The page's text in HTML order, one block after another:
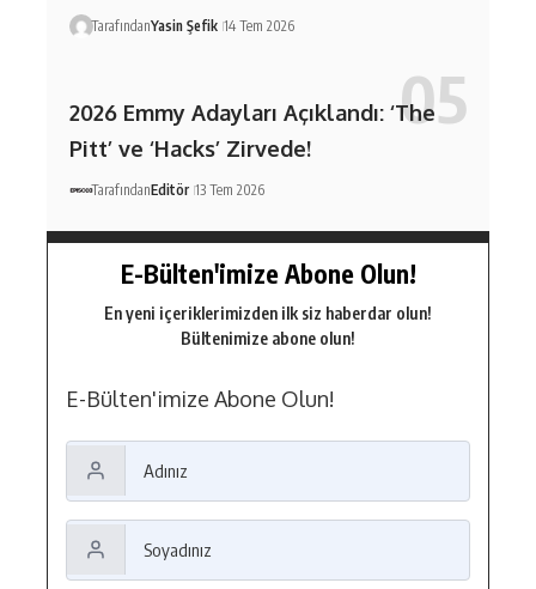
TarafındanYasin Şefik 14 Tem 2026
2026 Emmy Adayları Açıklandı: ‘The
Pitt’ ve ‘Hacks’ Zirvede!
TarafındanEditör 13 Tem 2026
E-Bülten'imize Abone Olun!
En yeni içeriklerimizden ilk siz haberdar olun!
Bültenimize abone olun!
E-Bülten'imize Abone Olun!